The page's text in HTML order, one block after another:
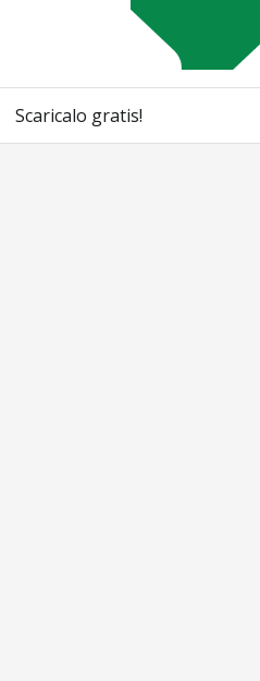
Scaricalo gratis!